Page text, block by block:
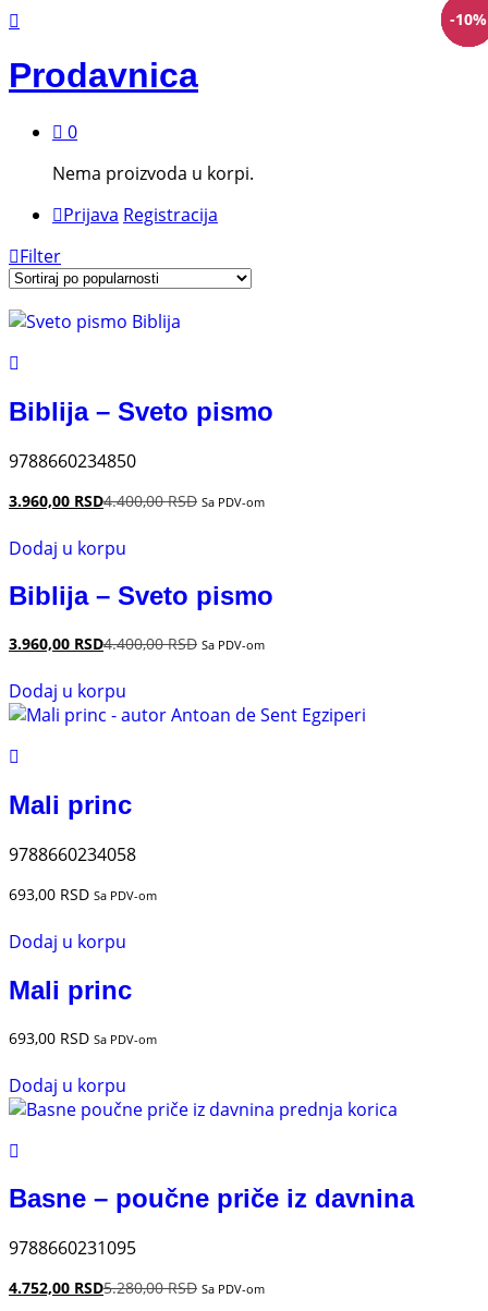
Prodavnica
0
Nema proizvoda u korpi.
Prijava Registracija
Filter
-10%
Biblija – Sveto pismo
9788660234850
3.960,00 RSD4.400,00RSD Sa PDV-om
Dodaj u korpu
Biblija – Sveto pismo
3.960,00 RSD4.400,00RSD Sa PDV-om
Dodaj u korpu
Mali princ
9788660234058
693,00 RSD Sa PDV-om
Dodaj u korpu
Mali princ
693,00 RSD Sa PDV-om
Dodaj u korpu
-10%
Basne – poučne priče iz davnina
9788660231095
4.752,00 RSD5.280,00RSD Sa PDV-om
-15%
-10%
-10%
-10%